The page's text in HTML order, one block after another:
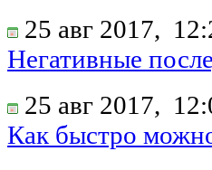
25 авг 2017,
Негативные
25 авг 2017,
Как быстро